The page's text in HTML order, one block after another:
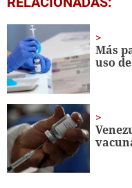
seconds
minute,
56
seconds
Más
uso